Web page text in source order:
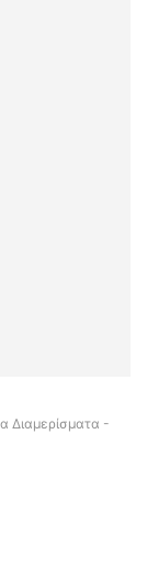
Διαμερίσματα -